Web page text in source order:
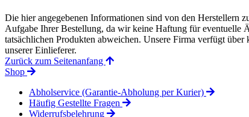
Die hier angegebenen Informationen sind von den Herstellern
Aufgabe Ihrer Bestellung, da wir keine Haftung für eventuelle
tatsächlichen Produkten abweichen. Unsere Firma verfügt
unserer Einlieferer.
Zurück zum Seitenanfang
Shop
Abholservice (Garantie-Abholung per Kurier)
Häufig Gestellte Fragen
Widerrufsbelehrung